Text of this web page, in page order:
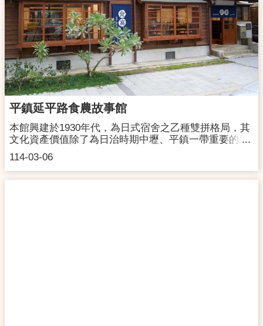
近停車場位置) P1 延平路立體停車場(中壢區
延平路535號) P2 中央地下停車場(中壢區中央
東路83號) P3 中壢國小地下停車場(中壢區延
平路622號)【大眾交通工具】 火車：至中壢火車站下
車，步行約10分鐘。公車：至桃園/中壢/新竹/國光客運
中壢總站下車，步行約5分鐘。高鐵：至高鐵桃園站下
車，搭乘170接駁公車至中壢總站，步行約10分鐘。＊
本館提供文化空間租借服務，詳細資訊請查閱下方空間
借用服務辦法，或洽03-4262728。＊日式老屋時光之旅
－沉浸式導覽服務(含全區專業導覽、修復紀錄賞析、町
之美－老屋故事)時間：每週六、日，下午２時、下午４
時。費用：每位$150元。
鎮延平店地下停車場，步行約2分鐘至本館。▪ 中壢國小
地下停車場，步行約4分鐘至本館。▪ 延平收費停車場，
步行約4分鐘至本館。▪ 土地公停車場，步行約2分鐘至
本館。▪ 中壢大時鐘地下停車場，步行約3分鐘至本館。
▪ 俥亭延平立體停車場，步行約7分鐘至本館。
平鎮延平路食農故事館
114-03-06
本館興建於1930年代，為日式宿舍之乙種雙拼格局，其
文化資產價值除了為日治時期中壢、平鎮一帶重要的農
業發展地區，見證農業發展史之歷史意義外；其建築本
體亦曾作為帝國糖製株式會社住宿空間，後作為中壢農
村國民學校教師宿舍，為公教人員之住所。於2018年登